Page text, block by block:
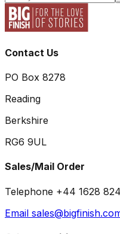
Contact Us
PO Box 8278
Reading
Berkshire
RG6 9UL
Sales/Mail Order
Telephone +44 1628
Email